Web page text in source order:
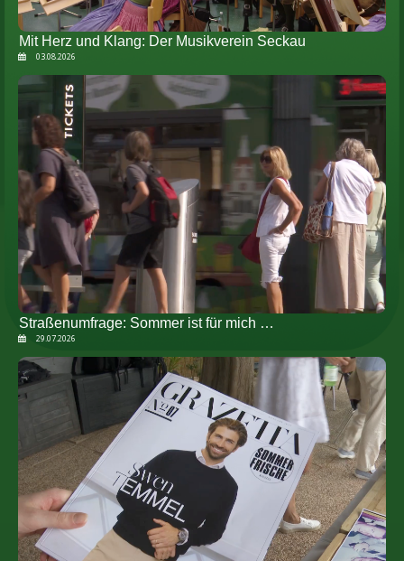
Mit Herz und Klang: Der Musikverein Seckau
03.08.2026
Straßenumfrage: Sommer ist für mich …
29.07.2026